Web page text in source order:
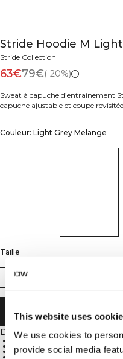
This website uses
We use cookies to
provide social media
Stride Hoodie M
Stride Collection
63€79€(-20%)
Sweat à capuche d’entraînement
capuche ajustable et coupe
Couleur: Light Grey Melange
Taille
S
AJOUTER
Description
56% coton, 39% elastan, 5%
Évacue l’humidité
Coupe classique
Capuche ajustable